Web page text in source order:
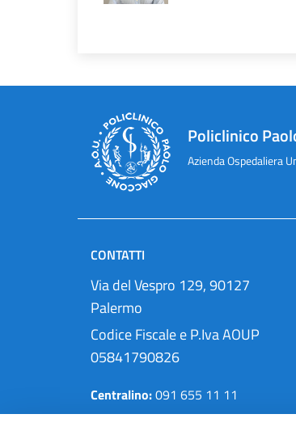
Policlinico
Azienda Ospedaliera
CONTATTI
Via del Vespro 129, 90127
Palermo
Codice Fiscale e P.Iva AOUP
05841790826
Centralino:091 655 11 11
Pec:protocollo@cert.policlinico.pa.it